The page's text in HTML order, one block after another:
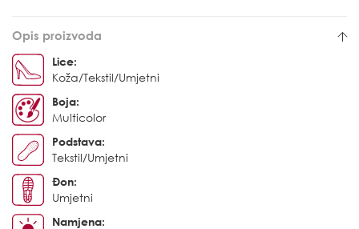
Opis proizvoda
Lice:
Koža/Tekstil/Umjetni
Boja:
Multicolor
Podstava:
Tekstil/Umjetni
Đon:
Umjetni
Namjena: